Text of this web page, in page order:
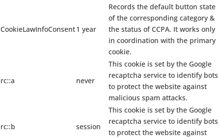
CookieLawInfoConsent1 year
Records the default button state
of the corresponding category &
the status of CCPA. It works only
in coordination with the primary
cookie.
rc::a never
This cookie is set by the Google
recaptcha service to identify bots
to protect the website against
malicious spam attacks.
rc::b session
This cookie is set by the Google
recaptcha service to identify bots
to protect the website against